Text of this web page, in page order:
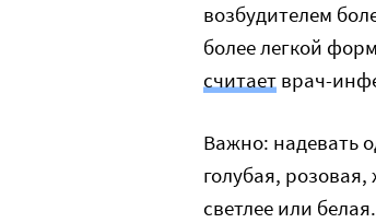
возбудителем
более легкой
считает врач-
Важно: надевать
голубая,
светлее или